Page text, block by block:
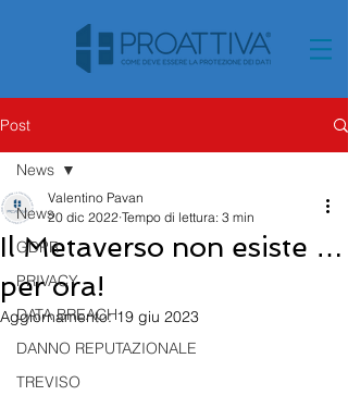
Post
News
GDPR
PRIVACY
DATA BREACH
DANNO REPUTAZIONALE
TREVISO
News
Il Metaverso non esiste …
per ora!
Valentino Pavan
20 dic 2022 Tempo di lettura: 3 min
Aggiornamento:19 giu 2023